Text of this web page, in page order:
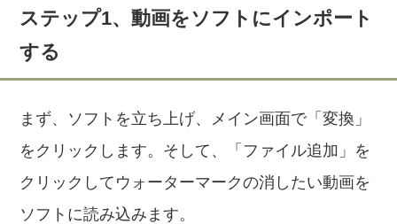
ステップ1、動画をソフトにインポート
する
まず、ソフトを立ち上げ、メイン画面で「変換」
をクリックします。そして、「ファイル追加」を
クリックしてウォーターマークの消したい動画を
ソフトに読み込みます。